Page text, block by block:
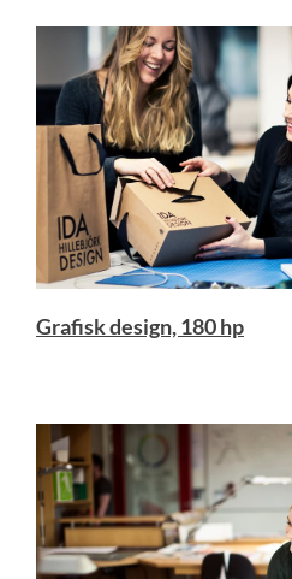
Grafisk design, 180 hp